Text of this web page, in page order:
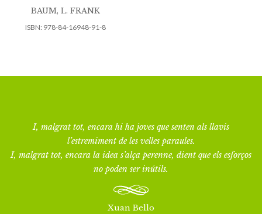
BAUM, L. FRANK
ISBN: 978-84-16948-91-8
I, malgrat tot, encara hi ha joves que senten als llavis
l’estremiment de les velles paraules.
I, malgrat tot, encara la idea s’alça perenne, dient que els esforços
no poden ser inútils.
Xuan Bello